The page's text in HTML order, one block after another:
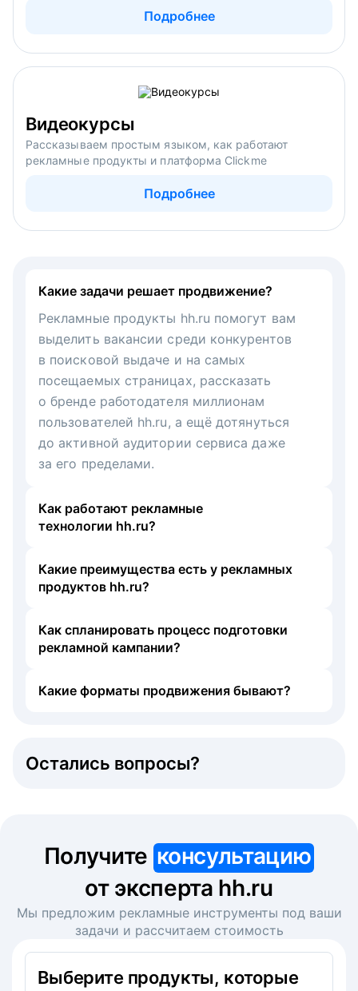
Подробнее
Видеокурсы
Рассказываем простым языком, как работают
рекламные продукты и платформа Clickme
Подробнее
Какие задачи решает продвижение?
Рекламные продукты hh.ru помогут вам
выделить вакансии среди конкурентов
в поисковой выдаче и на самых
посещаемых страницах, рассказать
о бренде работодателя миллионам
пользователей hh.ru, а ещё дотянуться
до активной аудитории сервиса даже
за его пределами.
Как работают рекламные
технологии hh.ru?
Какие преимущества есть у рекламных
продуктов hh.ru?
Как спланировать процесс подготовки
рекламной кампании?
Какие форматы продвижения бывают?
Остались вопросы?
Получите консультацию
от эксперта hh.ru
Мы предложим рекламные инструменты под ваши
задачи и рассчитаем стоимость
Выберите продукты, которые